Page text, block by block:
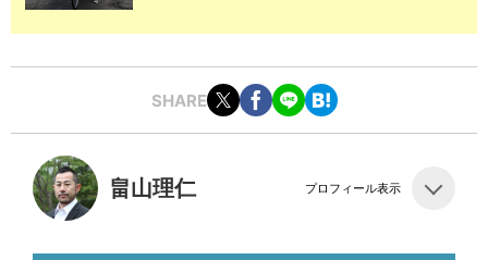
SHARE
畠山理仁 プロフィール表示